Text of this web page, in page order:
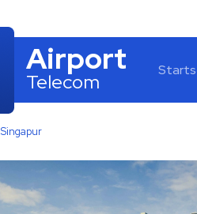
Airport
Telecom
Singapur